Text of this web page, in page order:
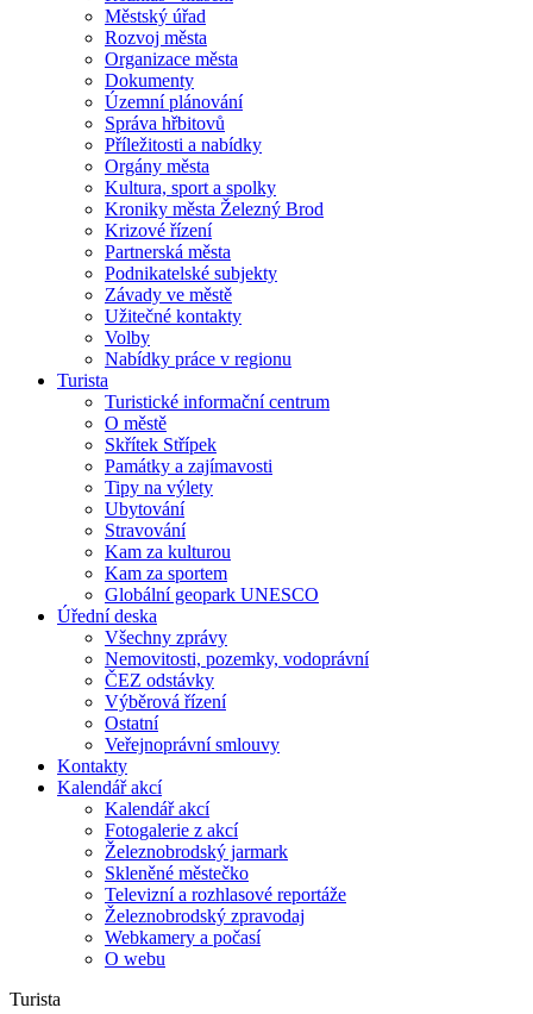
Městský úřad
Rozvoj města
Organizace města
Dokumenty
Územní plánování
Správa hřbitovů
Příležitosti a nabídky
Orgány města
Kultura, sport a spolky
Kroniky města Železný Brod
Krizové řízení
Partnerská města
Podnikatelské subjekty
Závady ve městě
Užitečné kontakty
Volby
Nabídky práce v regionu
Turista
Turistické informační centrum
O městě
Skřítek Střípek
Památky a zajímavosti
Tipy na výlety
Ubytování
Stravování
Kam za kulturou
Kam za sportem
Globální geopark UNESCO
Úřední deska
Všechny zprávy
Nemovitosti, pozemky, vodoprávní
ČEZ odstávky
Výběrová řízení
Ostatní
Veřejnoprávní smlouvy
Kontakty
Kalendář akcí
Kalendář akcí
Fotogalerie z akcí
Železnobrodský jarmark
Skleněné městečko
Televizní a rozhlasové reportáže
Železnobrodský zpravodaj
Webkamery a počasí
O webu
Turista